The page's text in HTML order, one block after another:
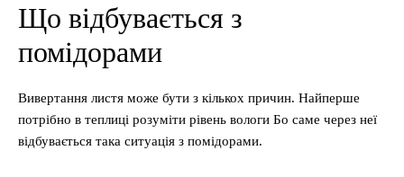
Що відбувається з
помідорами
Вивертання листя може бути з кількох причин. Найперше
потрібно в теплиці розуміти рівень вологи Бо саме через неї
відбувається така ситуація з помідорами.